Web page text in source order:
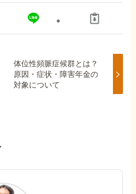
体位性頻脈症候群とは？
原因・症状・障害年金の
対象について